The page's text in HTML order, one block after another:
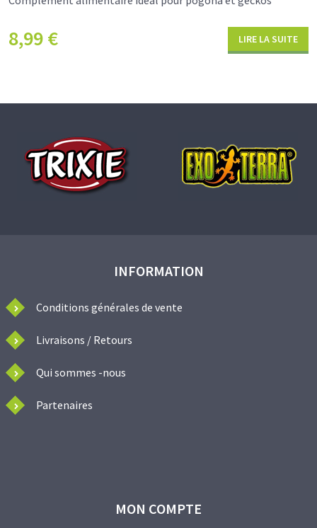
8,99€ LIRE LA SUITE
INFORMATION
Conditions générales de vente
Livraisons / Retours
Qui sommes -nous
Partenaires
MON COMPTE